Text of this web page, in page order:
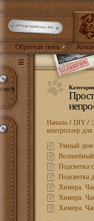
INFO@JIMBLOG.ME
Обратная связь
Начало / DIY/
контроллер
Умный дом
Волшебный
Подсветка
Подсветка
Химера.
Химера.
Химера.